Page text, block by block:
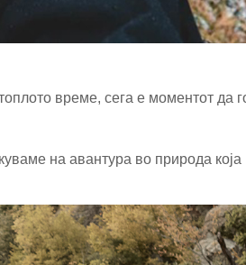
време, сега е моментот да
на авантура во природа која